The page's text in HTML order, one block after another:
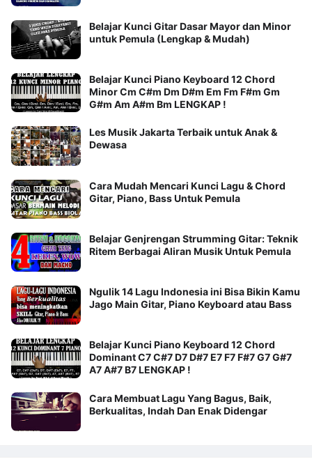
Belajar Kunci Gitar Dasar Mayor dan Minor
untuk Pemula (Lengkap & Mudah)
Belajar Kunci Piano Keyboard 12 Chord
Minor Cm C#m Dm D#m Em Fm F#m Gm
G#m Am A#m Bm LENGKAP !
Les Musik Jakarta Terbaik untuk Anak &
Dewasa
Cara Mudah Mencari Kunci Lagu & Chord
Gitar, Piano, Bass Untuk Pemula
Belajar Genjrengan Strumming Gitar: Teknik
Ritem Berbagai Aliran Musik Untuk Pemula
Ngulik 14 Lagu Indonesia ini Bisa Bikin Kamu
Jago Main Gitar, Piano Keyboard atau Bass
Belajar Kunci Piano Keyboard 12 Chord
Dominant C7 C#7 D7 D#7 E7 F7 F#7 G7 G#7
A7 A#7 B7 LENGKAP !
Cara Membuat Lagu Yang Bagus, Baik,
Berkualitas, Indah Dan Enak Didengar